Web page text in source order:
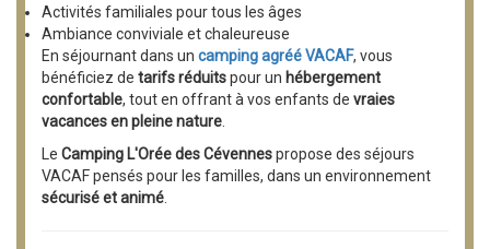
Activités familiales pour tous les âges
Ambiance conviviale et chaleureuse
En séjournant dans un camping agréé VACAF, vous
bénéficiez de tarifs réduitspour un hébergement
confortable, tout en offrant à vos enfants de vraies
vacances en pleine nature
Le Camping L'Orée des Cévennespropose des séjours
VACAF pensés pour les familles, dans un environnement
sécurisé et animé